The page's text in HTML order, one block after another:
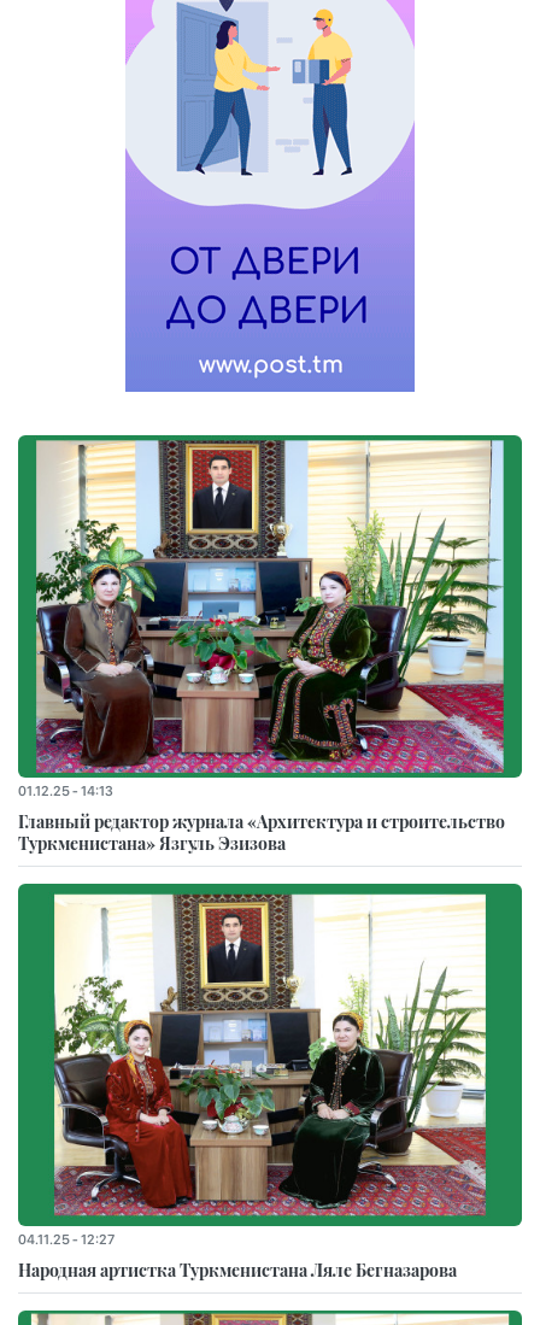
01.12.25 - 14:13
Главный редактор журнала «Архитектура и строительство
Туркменистана» Язгуль Эзизова
04.11.25 - 12:27
Народная артистка Туркменистана Ляле Бегназарова